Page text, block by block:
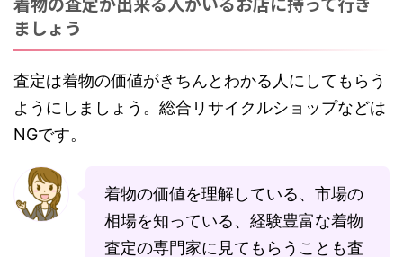
ましょう
査定は着物の価値がきちんとわかる人にしてもらう
ようにしましょう。総合リサイクルショップなどは
NGです。
着物の価値を理解している、市場の
相場を知っている、経験豊富な着物
査定の専門家に見てもらうことも査